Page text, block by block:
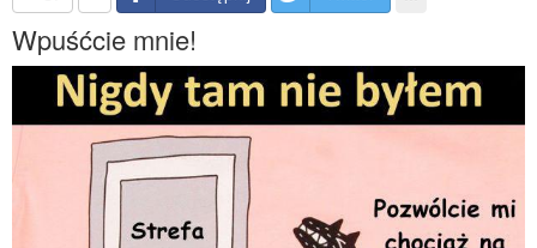
Wpuśćcie mnie!